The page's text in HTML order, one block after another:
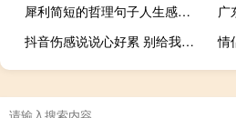
犀利简短的哲理句子人生感悟 每一句都是深刻人生哲理
抖音伤感说说心好累 别给我希望又带给我失望和绝望